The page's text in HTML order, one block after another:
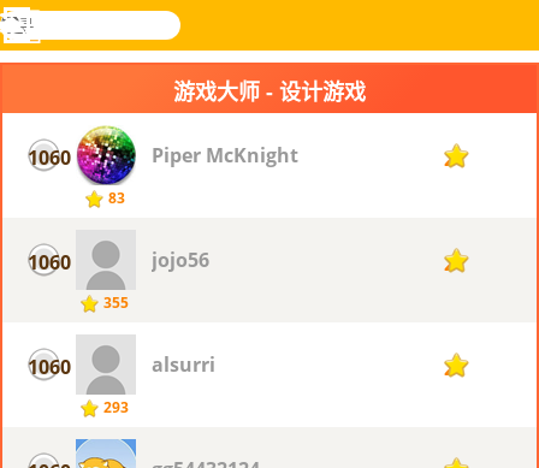
乐和游
搜
寻
登入
功
游戏大师 - 设计游戏
1060
83
Piper McKnight 2
1060
355
jojo56 2
1060
293
alsurri 2